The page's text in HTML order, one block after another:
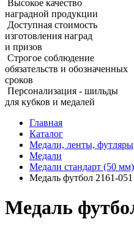
Высокое качество
наградной продукции
Доступная стоимость
изготовления наград
и призов
Строгое соблюдение
обязательств и обозначенных
сроков
Персонализация - шильды
для кубков и медалей
Главная
Каталог
Медали, ленты, футляры
Медали
Медали стандарт (50 мм)
Медаль футбол 2161‑051
Медаль